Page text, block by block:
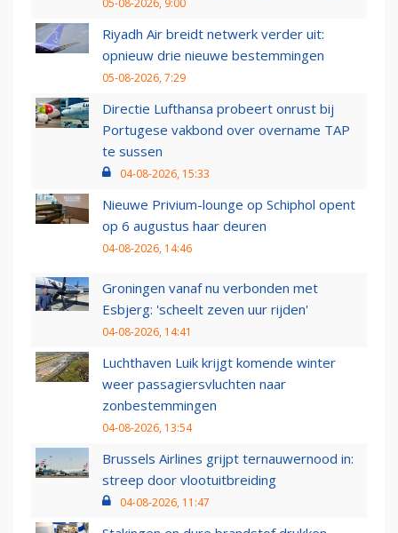
05-08-2026, 9:00
Riyadh Air breidt netwerk verder uit:
opnieuw drie nieuwe bestemmingen
05-08-2026, 7:29
Directie Lufthansa probeert onrust bij
Portugese vakbond over overname TAP
te sussen
04-08-2026, 15:33
Nieuwe Privium-lounge op Schiphol opent
op 6 augustus haar deuren
04-08-2026, 14:46
Groningen vanaf nu verbonden met
Esbjerg: 'scheelt zeven uur rijden'
04-08-2026, 14:41
Luchthaven Luik krijgt komende winter
weer passagiersvluchten naar
zonbestemmingen
04-08-2026, 13:54
Brussels Airlines grijpt ternauwernood in:
streep door vlootuitbreiding
04-08-2026, 11:47